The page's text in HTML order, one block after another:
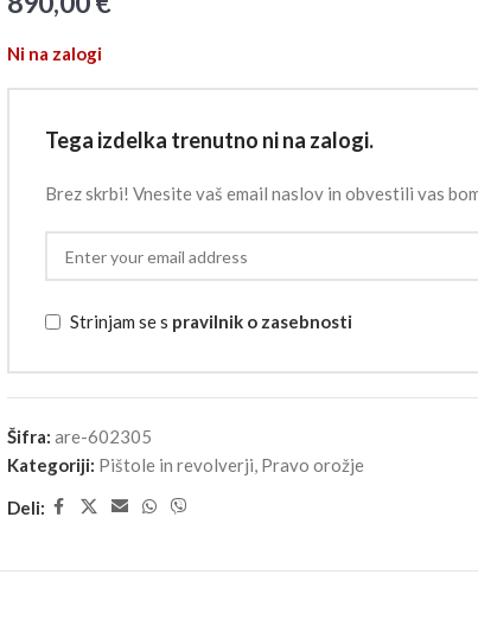
Ni na zalogi
Tega izdelka trenutno ni na zalogi.
Brez skrbi! Vnesite vaš email naslov in obvestili vas
Strinjam se s pravilnik o zasebnosti
Šifra: are-602305
Kategoriji: Pištole in revolverji, Pravo orožje
Deli: